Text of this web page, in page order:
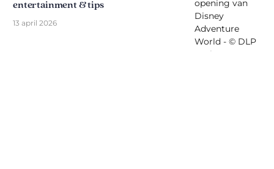
entertainment & tips
13 april 2026